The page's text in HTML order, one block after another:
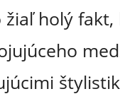
holý